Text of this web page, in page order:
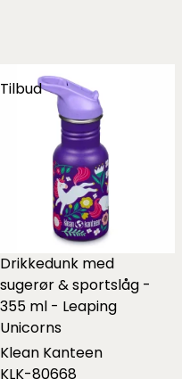
Tilbud
Drikkedunk med
sugerør & sportslåg -
355 ml - Leaping
Unicorns
Klean Kanteen
KLK-80668